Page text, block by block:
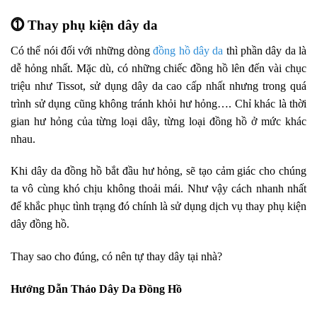
⓵ Thay phụ kiện dây da
Có thể nói đối với những dòngđồng hồ dây da thì phần dây da là
dễ hỏng nhất. Mặc dù, có những chiếc đồng hồ lên đến vài chục
triệu như Tissot, sử dụng dây da cao cấp nhất nhưng trong quá
trình sử dụng cũng không tránh khỏi hư hỏng…. Chỉ khác là thời
gian hư hỏng của từng loại dây, từng loại đồng hồ ở mức khác
nhau.
Khi dây da đồng hồ bắt đầu hư hỏng, sẽ tạo cảm giác cho chúng
ta vô cùng khó chịu không thoải mái. Như vậy cách nhanh nhất
để khắc phục tình trạng đó chính là sử dụng dịch vụ thay phụ kiện
dây đồng hồ.
Thay sao cho đúng, có nên tự thay dây tại nhà?
Hướng Dẫn Tháo Dây Da Đồng Hồ